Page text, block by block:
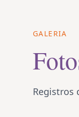
GALERIA
Registros